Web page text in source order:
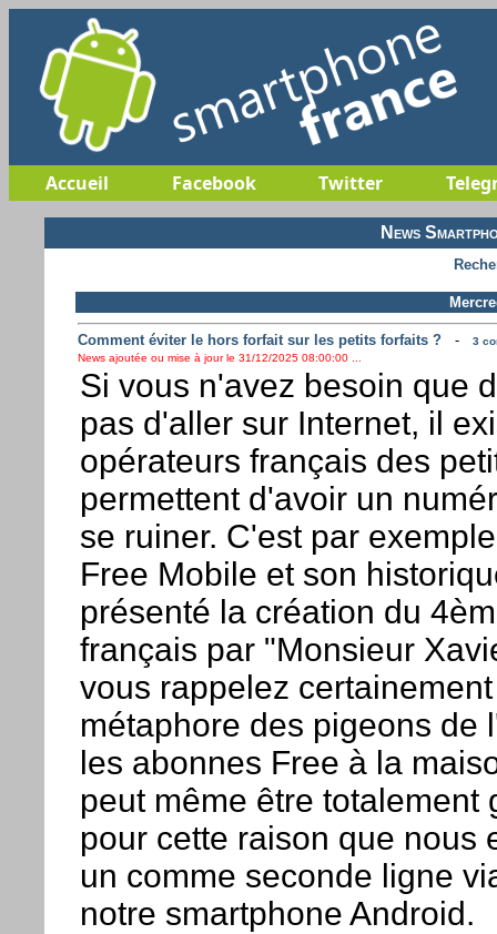
Accueil Facebook Twitter
News
Comment éviter le hors forfait sur les petits forfaits ?-
3
News ajoutée ou mise à jour le 31/12/2025 08:00:00 ...
Si vous n'avez besoin que
pas d'aller sur Internet, il
opérateurs français des
permettent d'avoir un
se ruiner. C'est par
Free Mobile et son
présenté la création du
français par "Monsieur
vous rappelez
métaphore des pigeons de
les abonnes Free à la
peut même être totalement
pour cette raison que nous
un comme seconde ligne
notre smartphone Android.